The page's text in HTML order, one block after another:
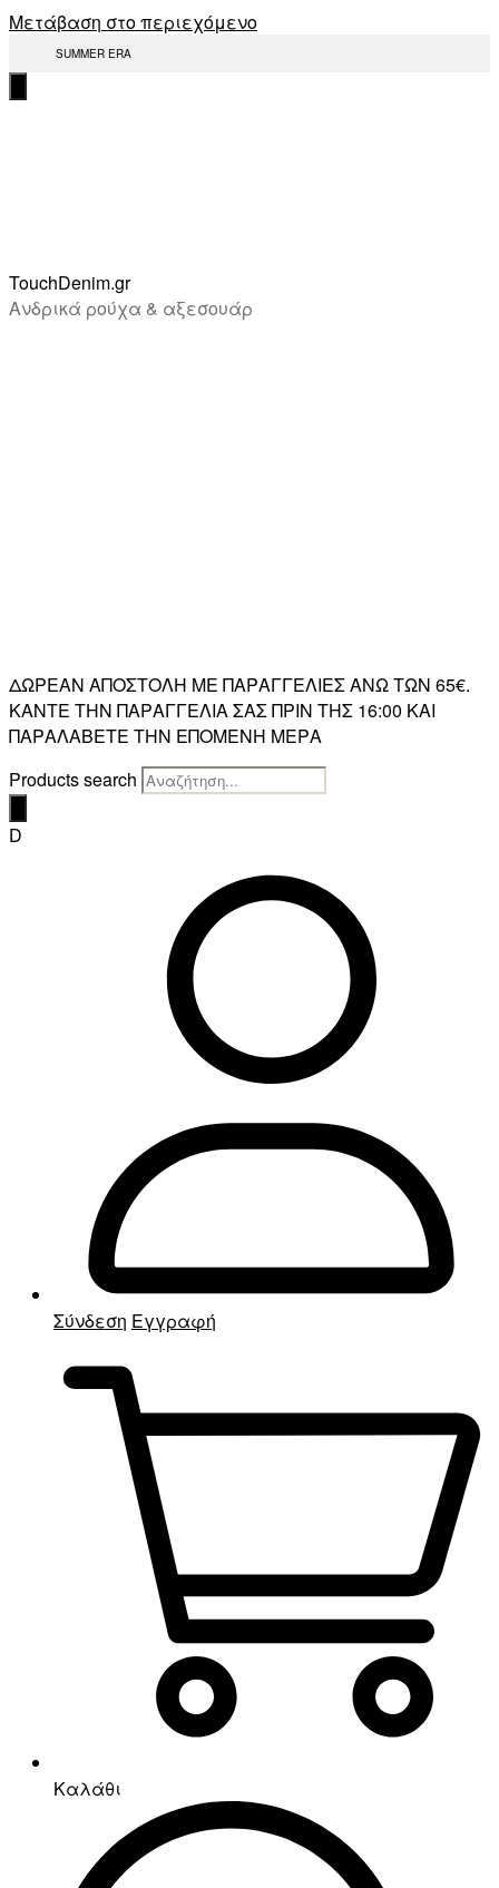
Μετάβαση στο περιεχόμενο
SUMMER ERA
TouchDenim.gr
Ανδρικά ρούχα & αξεσουάρ
ΔΩΡΕΑΝ ΑΠΟΣΤΟΛΗ ΜΕ ΠΑΡΑΓΓΕΛΙΕΣ ΑΝΩ ΤΩΝ 65€.
ΚΑΝΤΕ ΤΗΝ ΠΑΡΑΓΓΕΛΙΑ ΣΑΣ ΠΡΙΝ ΤΗΣ 16:00 ΚΑΙ
ΠΑΡΑΛΑΒΕΤΕ ΤΗΝ ΕΠΟΜΕΝΗ ΜΕΡΑ
Products search
D
Σύνδεση Εγγραφή
Καλάθι